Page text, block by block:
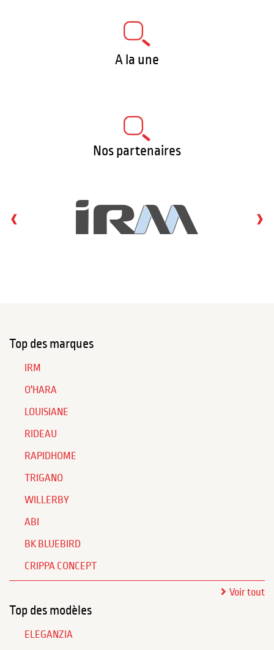
A la une
Nos partenaires
‹ ›
Top des marques
IRM
O'HARA
LOUISIANE
RIDEAU
RAPIDHOME
TRIGANO
WILLERBY
ABI
BK BLUEBIRD
CRIPPA CONCEPT
Voir tout
Top des modèles
ELEGANZIA